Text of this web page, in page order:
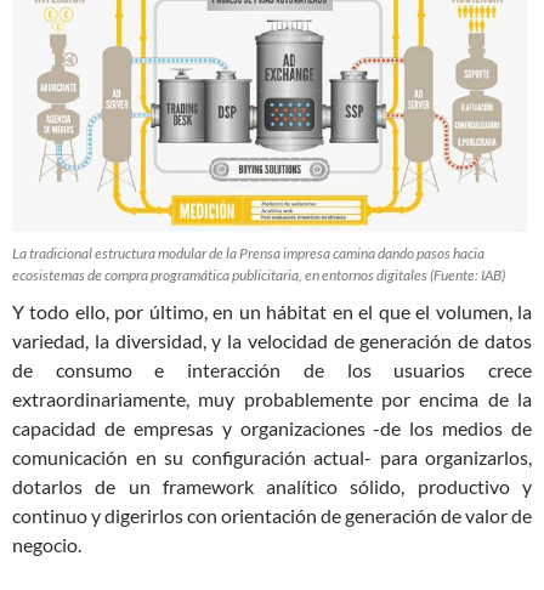
La tradicional estructura modular de la Prensa impresa camina dando pasos hacia
ecosistemas de compra programática publicitaria, en entornos digitales (Fuente: IAB)
Y todo ello, por último, en un hábitat en el que el volumen, la
variedad, la diversidad, y la velocidad de generación de datos
de consumo e interacción de los usuarios crece
extraordinariamente, muy probablemente por encima de la
capacidad de empresas y organizaciones -de los medios de
comunicación en su configuración actual- para organizarlos,
dotarlos de un framework analítico sólido, productivo y
continuo y digerirlos con orientación de generación de valor de
negocio.